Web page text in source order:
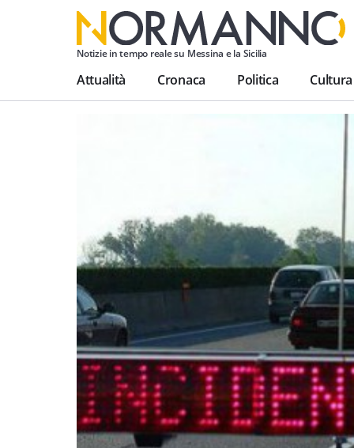
Notizie in tempo reale su Messina e la Sicilia
Attualità Cronaca Politica Cultura